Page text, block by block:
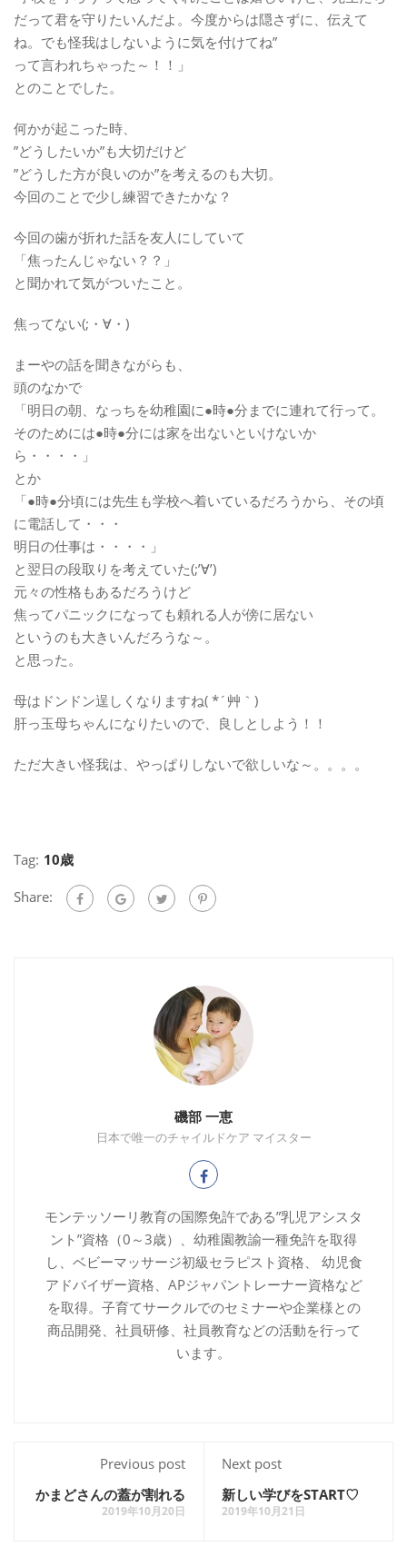
だって君を守りたいんだよ。今度からは隠さずに、伝えて
ね。でも怪我はしないように気を付けてね”
って言われちゃった～！！」
とのことでした。
何かが起こった時、
”どうしたいか”も大切だけど
”どうした方が良いのか”を考えるのも大切。
今回のことで少し練習できたかな？
今回の歯が折れた話を友人にしていて
「焦ったんじゃない？？」
と聞かれて気がついたこと。
焦ってない(;・∀・)
まーやの話を聞きながらも、
頭のなかで
「明日の朝、なっちを幼稚園に●時●分までに連れて行って。
そのためには●時●分には家を出ないといけないか
ら・・・・」
とか
「●時●分頃には先生も学校へ着いているだろうから、その頃
に電話して・・・
明日の仕事は・・・・」
と翌日の段取りを考えていた(;’∀’)
元々の性格もあるだろうけど
焦ってパニックになっても頼れる人が傍に居ない
というのも大きいんだろうな～。
と思った。
母はドンドン逞しくなりますね( *´艸｀)
肝っ玉母ちゃんになりたいので、良しとしよう！！
ただ大きい怪我は、やっぱりしないで欲しいな～。。。。
Tag: 10歳
Share:
磯部 一恵
日本で唯一のチャイルドケア マイスター
モンテッソーリ教育の国際免許である”乳児アシスタ
ント”資格（0～3歳）、幼稚園教諭一種免許を取得
し、ベビーマッサージ初級セラピスト資格、 幼児食
アドバイザー資格、APジャパントレーナー資格など
を取得。子育てサークルでのセミナーや企業様との
商品開発、社員研修、社員教育などの活動を行って
います。
Previous post
かまどさんの蓋が割れる
2019年10月20日
Next post
新しい学びをSTART♡
2019年10月21日